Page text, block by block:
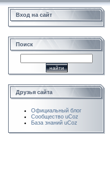
Вход на сайт
Поиск
Друзья сайта
Официальный блог
Сообщество uCoz
База знаний uCoz